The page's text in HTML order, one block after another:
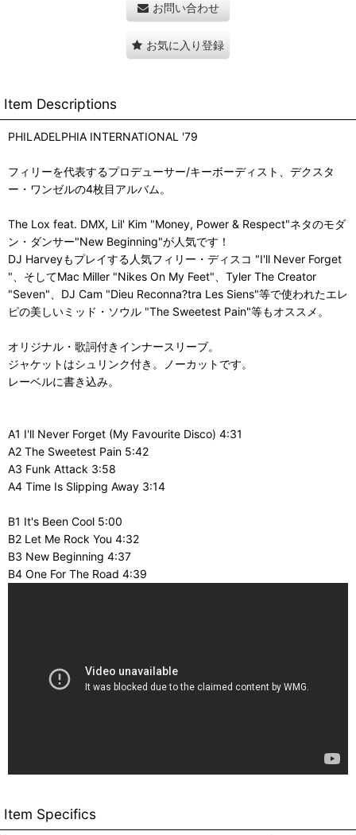
お問い合わせ
お気に入り登録
Item Descriptions
PHILADELPHIA INTERNATIONAL '79
フィリーを代表するプロデューサー/キーボーディスト、デクスタ
ー・ワンゼルの4枚目アルバム。
The Lox feat. DMX, Lil' Kim "Money, Power & Respect"ネタのモダ
ン・ダンサー"New Beginning"が人気です！
DJ Harveyもプレイする人気フィリー・ディスコ "I'll Never Forget
"、そしてMac Miller "Nikes On My Feet"、Tyler The Creator
"Seven"、DJ Cam "Dieu Reconna?tra Les Siens"等で使われたエレ
ピの美しいミッド・ソウル "The Sweetest Pain"等もオススメ。
オリジナル・歌詞付きインナースリーブ。
ジャケットはシュリンク付き。ノーカットです。
レーベルに書き込み。
A1 I'll Never Forget (My Favourite Disco) 4:31
A2 The Sweetest Pain 5:42
A3 Funk Attack 3:58
A4 Time Is Slipping Away 3:14
B1 It's Been Cool 5:00
B2 Let Me Rock You 4:32
B3 New Beginning 4:37
B4 One For The Road 4:39
Item Specifics